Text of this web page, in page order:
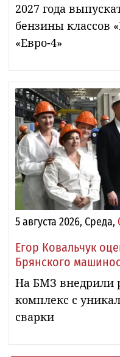
2027 года
бензины классов
«Евро-4»
5 августа 2026, Среда,
Егор Ковальчук
Брянского
На БМЗ внедрили
комплекс с
сварки